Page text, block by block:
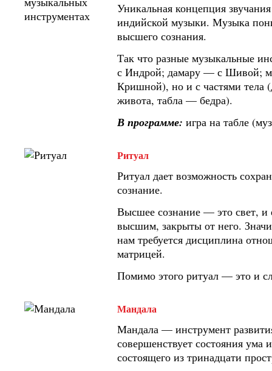
Уникальная концепция
индийской музыки. Музыка
высшего сознания.
Так что разные музыкальные
с Индрой; дамару — с Шивой;
Кришной), но и с частями
живота, табла — бедра).
В программе: игра на табле
Ритуал
Ритуал дает возможность
сознание.
Высшее сознание — это свет,
высшим, закрыты от него.
нам требуется дисциплина
матрицей.
Помимо этого ритуал — это и
Мандала
Мандала — инструмент
совершенствует состояния ума
состоящего из тринадцати